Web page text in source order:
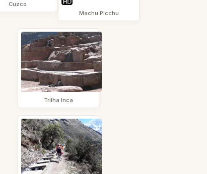
Cuzco
Machu Picchu
Trilha Inca